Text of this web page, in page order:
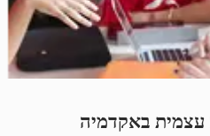
עצמית באקדמיה